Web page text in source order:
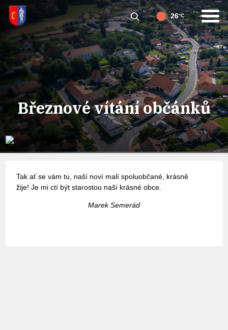
26°C
Březnové vítání občánků
Tak ať se vám tu, naší noví malí spoluobčané, krásně
žije! Je mi ctí být starostou naší krásné obce.
Marek Semerád